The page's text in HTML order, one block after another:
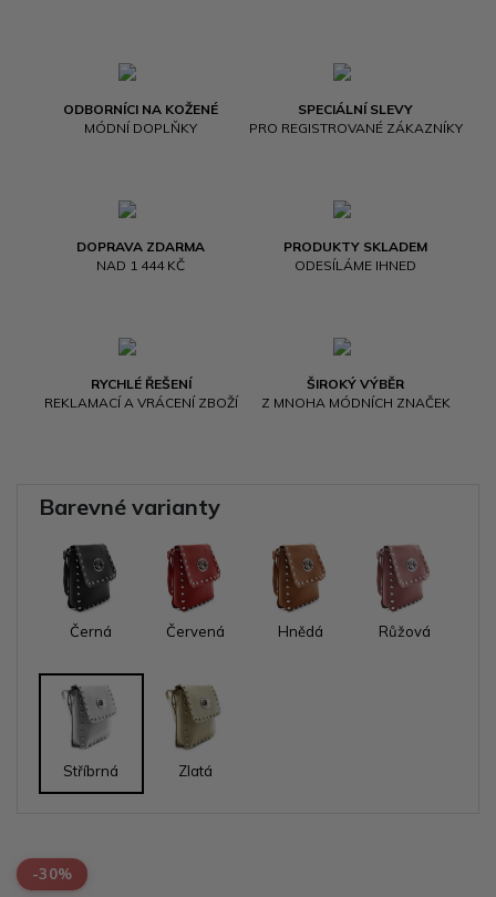
ODBORNÍCI NA KOŽENÉ
MÓDNÍ DOPLŇKY
SPECIÁLNÍ SLEVY
PRO REGISTROVANÉ ZÁKAZNÍKY
DOPRAVA ZDARMA
NAD 1 444 KČ
PRODUKTY SKLADEM
ODESÍLÁME IHNED
RYCHLÉ ŘEŠENÍ
REKLAMACÍ A VRÁCENÍ ZBOŽÍ
ŠIROKÝ VÝBĚR
Z MNOHA MÓDNÍCH ZNAČEK
Barevné varianty
Černá Červená Hnědá Růžová
Stříbrná Zlatá
-30%